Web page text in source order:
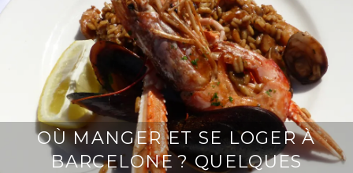
OÙ MANGER ET SE LOGER À
BARCELONE ? QUELQUES